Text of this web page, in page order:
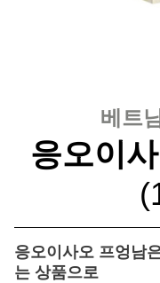
베트
응오이
응오이사오 프엉남
는 상품으로